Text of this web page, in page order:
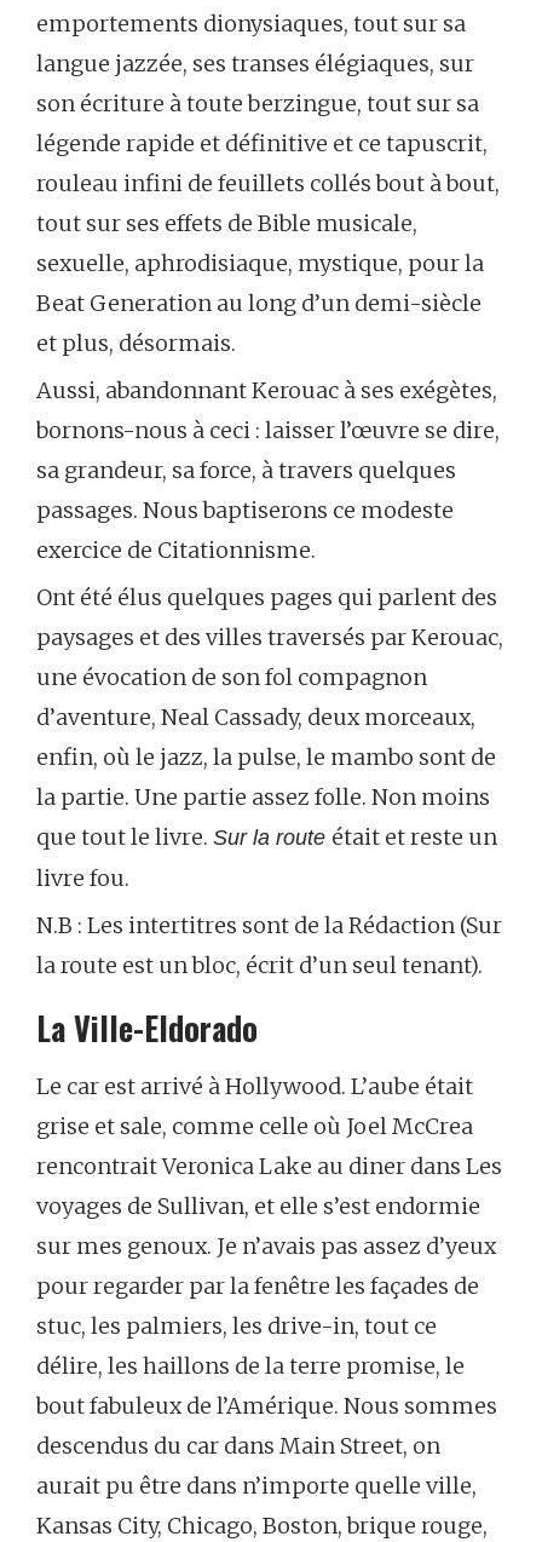
emportements dionysiaques, tout sur sa
langue jazzée, ses transes élégiaques, sur
son écriture àtoute berzingue, tout sur sa
légende rapide et définitive et ce tapuscrit,
rouleau infini de feuillets collés bout àbout,
tout sur ses effets de Bible musicale,
sexuelle, aphrodisiaque, mystique, pourla
Beat Generation au long d’un demi-siècle
et plus, désormais.
Aussi, abandonnantKerouac à ses exégètes,
bornons-nous à ceci : laisserl’œuvre se dire,
sa grandeur, saforce, àtravers quelques
passages. Nous baptiserons ce modeste
exercice de Citationnisme.
Ont été élus quelques pages qui parlent des
paysages et des villes traversés parKerouac,
une évocation de sonfol compagnon
d’aventure, Neal Cassady, deux morceaux,
enfin, où le jazz, la pulse, le mambo sont de
la partie. Une partie assez folle. Non moins
que toutle livre. Sur la route était etreste un
livre fou.
N.B : Les intertitres sont de laRédaction (Sur
laroute est unbloc, écrit d’un seultenant).
LaVille-Eldorado
Le car est arrivé àHollywood. L’aube était
grise et sale, comme celle où JoelMcCrea
rencontraitVeronicaLake au diner dans Les
voyages de Sullivan, et elle s’est endormie
sur mes genoux. Je n’avais pas assez d’yeux
pourregarder parlafenêtre les façades de
stuc, les palmiers, les drive-in, tout ce
délire, les haillons de laterre promise, le
boutfabuleux de l’Amérique. Nous sommes
descendus du car dans Main Street, on
aurait pu être dans n’importe quelle ville,
Kansas City, Chicago, Boston, brique rouge,